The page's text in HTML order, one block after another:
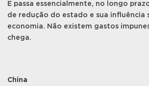
E passa essencialmente, no longo
de redução do estado e sua influência
economia. Não existem gastos
chega.
China